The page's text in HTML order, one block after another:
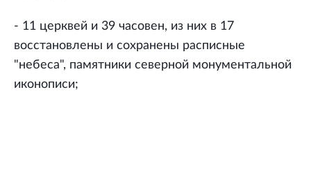
- 11 церквей и 39 часовен, из них в 17
восстановлены и сохранены расписные
"небеса", памятники северной монументальной
иконописи;